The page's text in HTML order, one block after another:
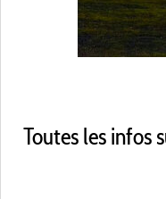
Toutes les infos